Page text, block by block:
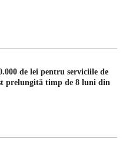
de lei pentru serviciile de
prelungită timp de 8 luni din